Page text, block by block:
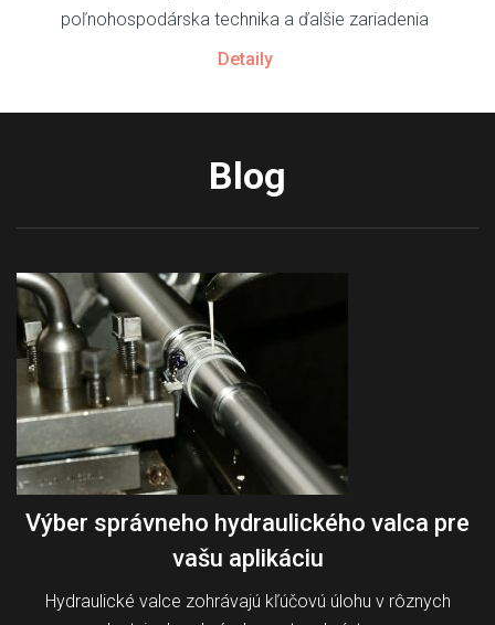
poľnohospodárska technika a ďalšie zariadenia
Detaily
Blog
Výber správneho hydraulického valca pre
vašu aplikáciu
Hydraulické valce zohrávajú kľúčovú úlohu v rôznych